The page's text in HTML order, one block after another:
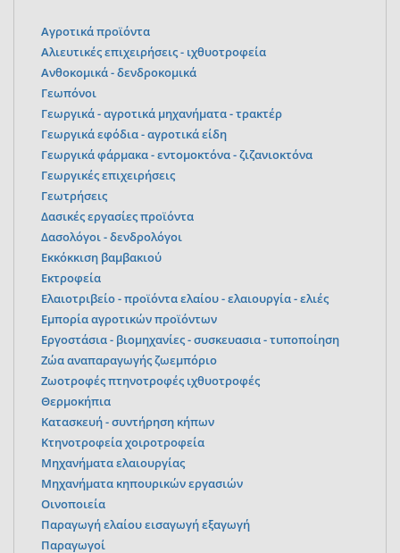
Αγροτικά προϊόντα
Αλιευτικές επιχειρήσεις - ιχθυοτροφεία
Ανθοκομικά - δενδροκομικά
Γεωπόνοι
Γεωργικά - αγροτικά μηχανήματα - τρακτέρ
Γεωργικά εφόδια - αγροτικά είδη
Γεωργικά φάρμακα - εντομοκτόνα - ζιζανιοκτόνα
Γεωργικές επιχειρήσεις
Γεωτρήσεις
Δασικές εργασίες προϊόντα
Δασολόγοι - δενδρολόγοι
Εκκόκκιση βαμβακιού
Εκτροφεία
Ελαιοτριβείο - προϊόντα ελαίου - ελαιουργία - ελιές
Εμπορία αγροτικών προϊόντων
Εργοστάσια - βιομηχανίες - συσκευασια - τυποποίηση
Ζώα αναπαραγωγής ζωεμπόριο
Ζωοτροφές πτηνοτροφές ιχθυοτροφές
Θερμοκήπια
Κατασκευή - συντήρηση κήπων
Κτηνοτροφεία χοιροτροφεία
Μηχανήματα ελαιουργίας
Μηχανήματα κηπουρικών εργασιών
Οινοποιεία
Παραγωγή ελαίου εισαγωγή εξαγωγή
Παραγωγοί